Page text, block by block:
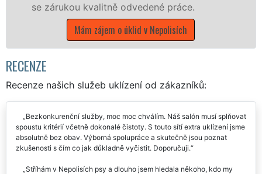
odvedené práce.
o úklid v Nepolisích
RECENZE
Recenze našich služeb uklízení od zákazníků:
Bezkonkurenční služby, moc moc chválím. Náš salón musí splňovat
spoustu kritérií včetně dokonalé čistoty. S touto sítí extra uklízení jsme
absolutně bez obav. Výborná spolupráce a skutečně jsou poznat
zkušenosti s čím co jak důkladně vyčistit. Doporučuji.
Stříhám v Nepolisích psy a dlouho jsem hledala někoho, kdo my